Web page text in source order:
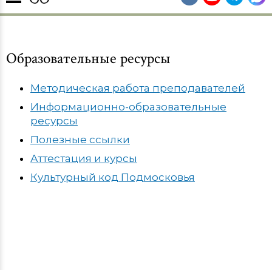
О школе
Новости
Мероприятия
Обратная связь
Образовательные ресурсы
Методическая работа преподавателей
Информационно-образовательные
ресурсы
Полезные ссылки
Аттестация и курсы
Культурный код Подмосковья